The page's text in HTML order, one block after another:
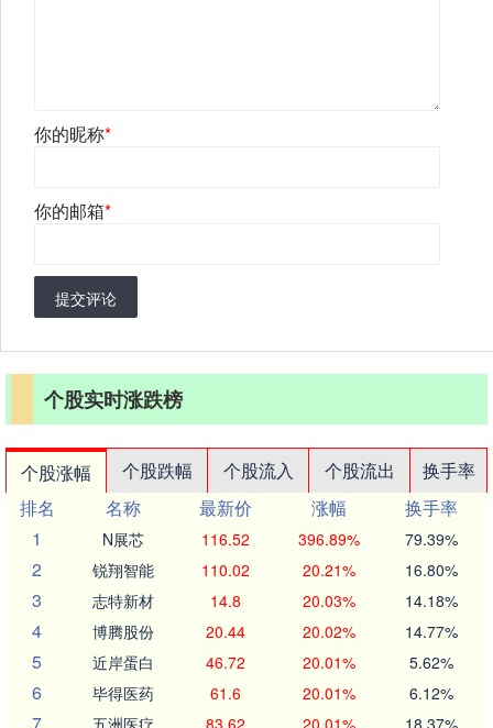
你的昵称*
你的邮箱*
提交评论
个股实时涨跌榜
个股涨幅 个股跌幅 个股流入 个股流出
换手率
排名
名称 最新价 涨幅
换手率
1
N展芯 116.52 396.89% 79.39%
2 锐翔智能 110.02 20.21% 16.80%
3 志特新材 14.8 20.03% 14.18%
4 博腾股份 20.44 20.02% 14.77%
5 近岸蛋白 46.72 20.01% 5.62%
6 毕得医药 61.6 20.01% 6.12%